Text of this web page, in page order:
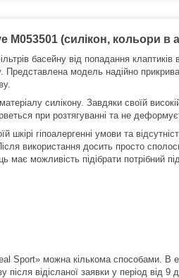
(силікон, кольори в
басейну від попадання клаптиків
Представлена модель надійно
силікону. Завдяки своїй
при розтягуванні та не
шкірі гіпоалергенні умови та
використання досить просто
можливість підібрати потрібний
Sport» можна кількома способами. В
відісланої заявки у період від 9